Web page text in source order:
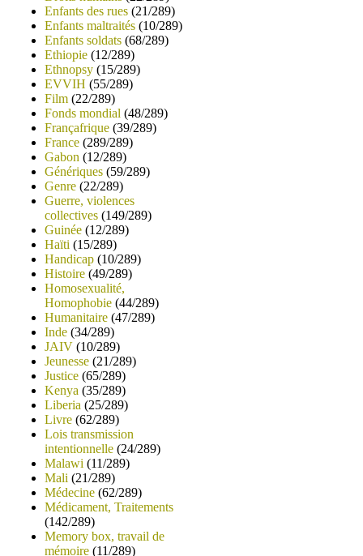
Enfants des rues (21/289)
Enfants maltraités (10/289)
Enfants soldats (68/289)
Ethiopie (12/289)
Ethnopsy (15/289)
EVVIH (55/289)
Film (22/289)
Fonds mondial (48/289)
Françafrique (39/289)
France (289/289)
Gabon (12/289)
Génériques (59/289)
Genre (22/289)
Guerre, violences
collectives (149/289)
Guinée (12/289)
Haïti (15/289)
Handicap (10/289)
Histoire (49/289)
Homosexualité,
Homophobie (44/289)
Humanitaire (47/289)
Inde (34/289)
JAIV (10/289)
Jeunesse (21/289)
Justice (65/289)
Kenya (35/289)
Liberia (25/289)
Livre (62/289)
Lois transmission
intentionnelle (24/289)
Malawi (11/289)
Mali (21/289)
Médecine (62/289)
Médicament, Traitements
(142/289)
Memory box, travail de
mémoire (11/289)